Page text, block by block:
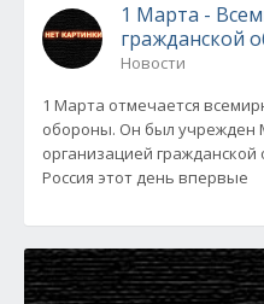
1 Марта -
гражданской
Новости
1 Марта отмечается
обороны. Он был учрежден
организацией
Россия этот день впервые